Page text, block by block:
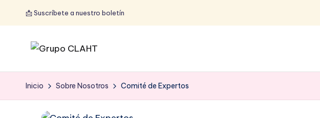
📩 Suscríbete a nuestro boletín
Inicio Sobre Nosotros Comité de Expertos